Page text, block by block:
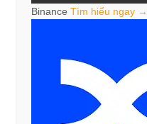
Binance Tìm hiểu ngay →